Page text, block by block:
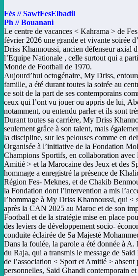
Fés // SawtFesElbadil
Ph // Bouanani
Le centre de vacances < Kahrama > de
février 2026 une grande et vivante soirée
Driss Khannoussi, ancien défenseur axial
l’Equipe Nationale , celle surtout qui a
Monde de Football de 1970.
Aujourd’hui octogénaire, My Driss,
famille, a été durant toutes la soirée au
ce soit de la part de ses contemporains
ceux qui l’ont vu jouer ou appris de lui,
notamment, ou entendu parler et ils sont
Durant toutes sa carrière, My Driss
seulement grâce à son talent, mais
la discipline, sur les pelouses comme en
Organisée à l’initiative de la Fondation
Champions Sportifs, en collaboration avec
Amitié > et la Marocaine des Jeux et des
hommage a enregistré la présence de
Région Fes- Meknes, et de Chakib
la Fondation dont l’intervention a mis
l’hommage à My Driss Khannoussi, qui <
après la CAN 2025 au Maroc et de son
Football et de la stratégie mise en place
des leviers de développement socio-
conduite éclairée de Sa Majesté
Dans la foulée, la parole a été donnée à A.
du Raja, qui a transmis le message de
de l’association < Sport et Amitié > absent
personnelles, Said Ghandi contemporain